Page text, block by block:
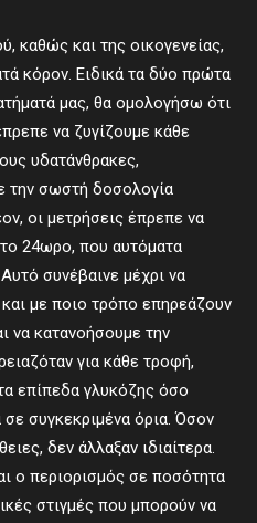
καθώς και της οικογενείας,
κόρον. Ειδικά τα δύο πρώτα
μας, θα ομολογήσω ότι
να ζυγίζουμε κάθε
υδατάνθρακες,
την σωστή δοσολογία
οι μετρήσεις έπρεπε να
24ωρο, που αυτόματα
συνέβαινε μέχρι να
με ποιο τρόπο επηρεάζουν
να κατανοήσουμε την
για κάθε τροφή,
επίπεδα γλυκόζης όσο
σε συγκεκριμένα όρια. Όσον
δεν άλλαξαν ιδιαίτερα.
ο περιορισμός σε ποσότητα
στιγμές που μπορούν να